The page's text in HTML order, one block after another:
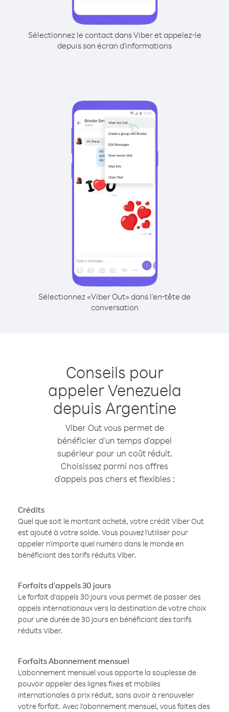
Sélectionnez le contact dans Viber et appelez-le
depuis son écran d'informations
Sélectionnez «Viber Out» dans l'en-tête de
conversation
Conseils pour
appeler Venezuela
depuis Argentine
Viber Out vous permet de
bénéficier d'un temps d'appel
supérieur pour un coût réduit.
Choisissez parmi nos offres
d'appels pas chers et flexibles :
Crédits
Quel que soit le montant acheté, votre crédit Viber Out
est ajouté à votre solde. Vous pouvez l'utiliser pour
appeler n'importe quel numéro dans le monde en
bénéficiant des tarifs réduits Viber.
Forfaits d'appels 30 jours
Le forfait d'appels 30 jours vous permet de passer des
appels internationaux vers la destination de votre choix
pour une durée de 30 jours en bénéficiant des tarifs
réduits Viber.
Forfaits Abonnement mensuel
L'abonnement mensuel vous apporte la souplesse de
pouvoir appeler des lignes fixes et mobiles
internationales à prix réduit, sans avoir à renouveler
votre forfait. Avec l'abonnement mensuel, vous faites des